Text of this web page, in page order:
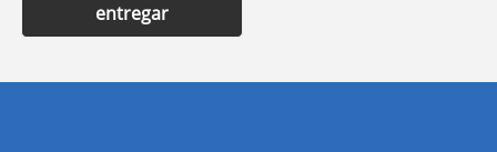
entregar